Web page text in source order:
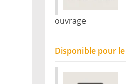
ouvrage
Disponible pour